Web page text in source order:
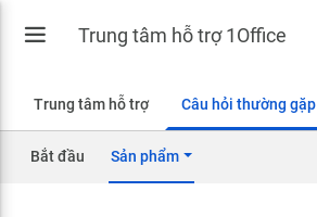
Trung tâm hỗ trợ 1Office
Trung tâm hỗ trợ Câu hỏi thường gặp
Bắt đầu Sản phẩm